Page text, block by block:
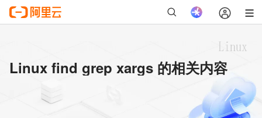
Linux find grep xargs 的相关内容